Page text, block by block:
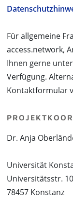
Für allgemeine
access.network,
Ihnen gerne unter
Verfügung.
Kontaktformular
Dr. Anja
Universität
Universitätsstr. 10
78457 Konstanz